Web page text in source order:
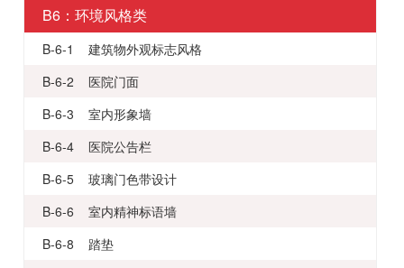
B6：环境风格类
B-6-1 建筑物外观标志风格
B-6-2 医院门面
B-6-3 室内形象墙
B-6-4 医院公告栏
B-6-5 玻璃门色带设计
B-6-6 室内精神标语墙
B-6-8 踏垫